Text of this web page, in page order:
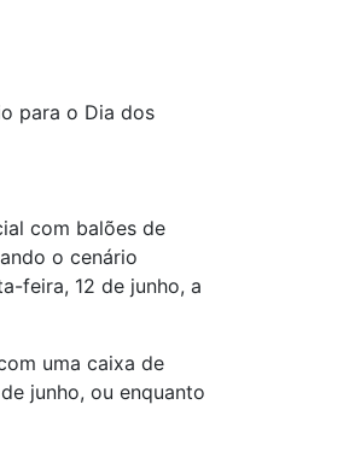
para o Dia dos
com balões de
o cenário
feira, 12 de junho, a
uma caixa de
junho, ou enquanto